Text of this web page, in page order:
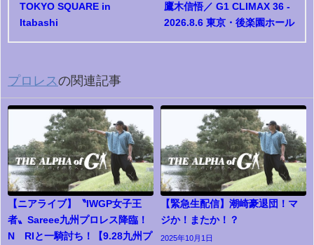
TOKYO SQUARE in
Itabashi
鷹木信悟／ G1 CLIMAX 36 -
2026.8.6 東京・後楽園ホール
プロレスの関連記事
【ニアライブ】〝IWGP女子王
者〟Sareee九州プロレス降臨！
NØRIと一騎討ち！【9.28九州プ
【緊急生配信】潮崎豪退団！マ
ジか！またか！？
2025年10月1日